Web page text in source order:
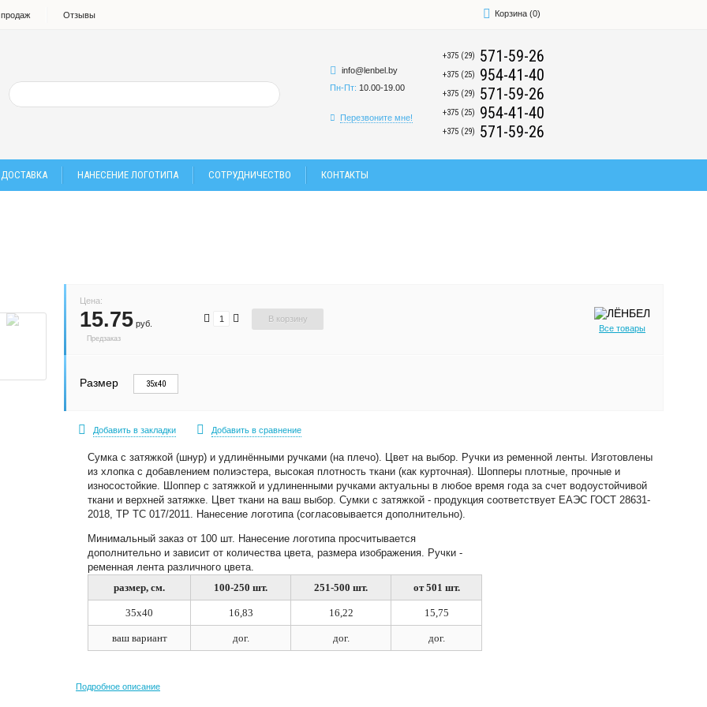
Отзывы Корзина (0)
info@lenbel.by
Пн-Пт: 10.00-19.00
Перезвоните мне!
+375 (29) 571-59-26
+375 (25) 954-41-40
+375 (29) 571-59-26
+375 (25) 954-41-40
+375 (29) 571-59-26
НАНЕСЕНИЕ ЛОГОТИПА СОТРУДНИЧЕСТВО КОНТАКТЫ
Цена:
15.75 руб.
Предзаказ
В корзину
Все товары
Размер 35х40
Добавить в закладки Добавить в сравнение
Сумка с затяжкой (шнур) и удлинёнными ручками (на плечо). Цвет на выбор. Ручки из ременной ленты. Изготовлены
из хлопка с добавлением полиэстера, высокая плотность ткани (как курточная). Шопперы плотные, прочные и
износостойкие. Шоппер с затяжкой и удлиненными ручками актуальны в любое время года за счет водоустойчивой
ткани и верхней затяжке. Цвет ткани на ваш выбор. Сумки с затяжкой - продукция соответствует ЕАЭС ГОСТ 28631-
2018, ТР ТС 017/2011. Нанесение логотипа (согласовывается дополнительно).
Минимальный заказ от 100 шт. Нанесение логотипа просчитывается
дополнительно и зависит от количества цвета, размера изображения. Ручки -
ременная лента различного цвета.
размер, см.
100-250 шт. 251-500 шт. от 501 шт.
35х40 16,83 16,22 15,75
ваш вариант дог. дог. дог.
Подробное описание